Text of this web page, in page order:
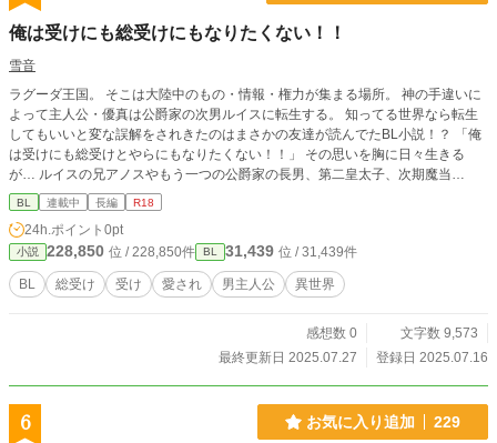
俺は受けにも総受けにもなりたくない！！
雪音
ラグーダ王国。 そこは大陸中のもの・情報・権力が集まる場所。 神の手違いに
よって主人公・優真は公爵家の次男ルイスに転生する。 知ってる世界なら転生
してもいいと変な誤解をされきたのはまさかの友達が読んでたBL小説！？ 「俺
は受けにも総受けとやらにもなりたくない！！」 その思いを胸に日々生きる
が… ルイスの兄アノスやもう一つの公爵家の長男、第二皇太子、次期魔当
主…… とにかく狙われまくりで！？ 溺愛してくるわ俺を奪い合うわセクハラす
るわでもう大変！！ そんな主人公優真ことルイスの波乱万丈物語
BL 連載中 長編 R18
24h.ポイント 0pt
小説 228,850 位 / 228,850件 BL 31,439 位 / 31,439件
BL 総受け 受け 愛され 男主人公 異世界
感想数 0
文字数 9,573
最終更新日 2025.07.27
登録日 2025.07.16
6 お気に入り追加 229